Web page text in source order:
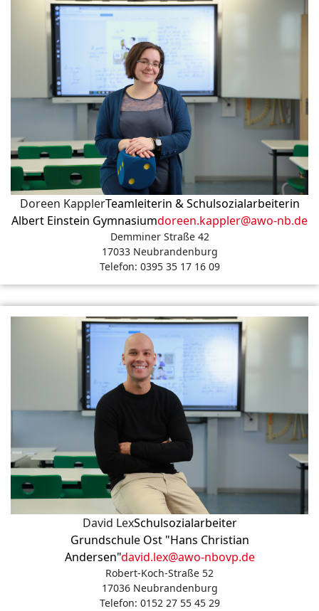
Doreen KapplerTeamleiterin & Schulsozialarbeiterin
Albert Einstein Gymnasiumdoreen.kappler@awo-nb.de
Demminer Straße 42
17033 Neubrandenburg
Telefon: 0395 35 17 16 09
David LexSchulsozialarbeiter
Grundschule Ost "Hans Christian
Andersen"david.lex@awo-nbovp.de
Robert-Koch-Straße 52
17036 Neubrandenburg
Telefon: 0152 27 55 45 29